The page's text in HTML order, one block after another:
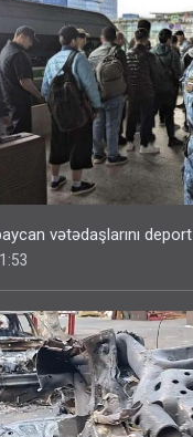
vətədaşlarını